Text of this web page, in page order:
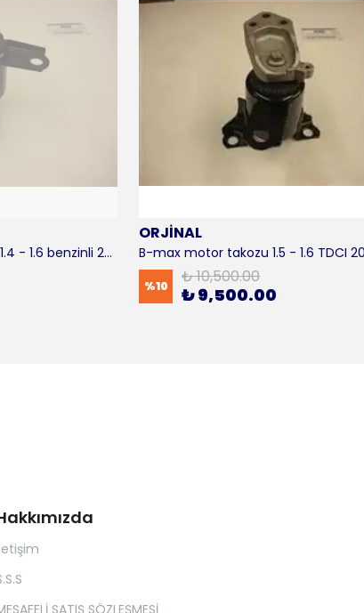
B-max motor takozu 1.4 - 1.6 benzinli 2012-2016 ORJİNAL
ORJİNAL
%10 ₺ 10,500.00
₺ 9,500.00